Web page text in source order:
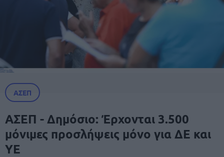
ΑΣΕΠ
ΑΣΕΠ - Δημόσιο: Έρχονται 3.500
μόνιμες προσλήψεις μόνο για ΔΕ και
ΥΕ